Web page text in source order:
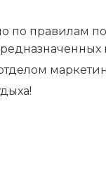
правилам